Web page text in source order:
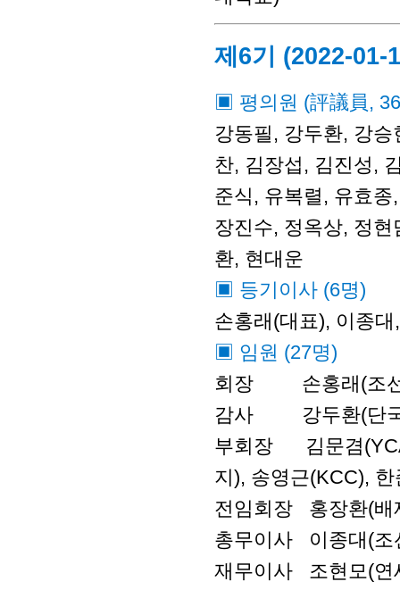
제6기 (2022-01-
▣ 평의원 (評議員,
강동필, 강두환, 강
찬, 김장섭, 김진성,
준식, 유복렬, 유효
장진수, 정옥상, 정
환, 현대운
▣ 등기이사 (6명)
손홍래(대표), 이종
▣ 임원 (27명)
회장 손홍래(조선
감사 강두환(단국
부회장 김문겸
지), 송영근(KCC),
전임회장 홍장환(배
총무이사 이종대(조
재무이사 조현모(연